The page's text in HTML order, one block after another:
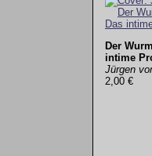
Der
intime
Jürgen
2,00 €